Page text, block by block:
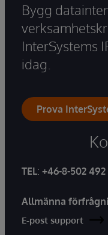
Bygg
InterSystems
idag.
Prova
TEL: +46-8-502 492
Allmänna
E-post support